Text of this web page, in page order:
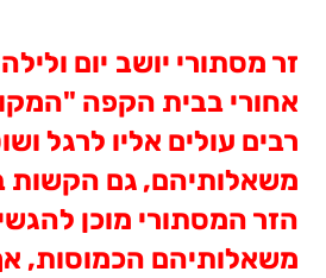
זר מסתורי יושב יום
אחורי בבית הקפה
רבים עולים אליו לרגל
משאלותיהם, גם הקשות
הזר המסתורי מוכן
משאלותיהם הכמוסות,